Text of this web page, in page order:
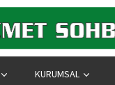
KURUMSAL